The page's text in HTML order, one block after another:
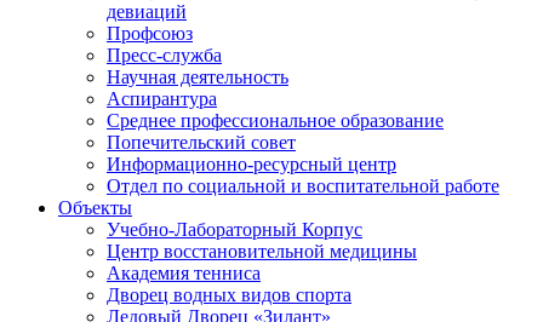
девиаций
Профсоюз
Пресс-служба
Научная деятельность
Аспирантура
Среднее профессиональное образование
Попечительский совет
Информационно-ресурсный центр
Отдел по социальной и воспитательной работе
Объекты
Учебно-Лабораторный Корпус
Центр восстановительной медицины
Академия тенниса
Дворец водных видов спорта
Ледовый Дворец «Зилант»